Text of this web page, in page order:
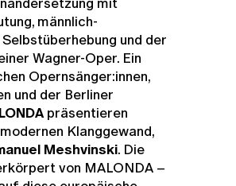
männlich-
und der
Wagner-Oper. Ein
Opernsänger:innen,
und der Berliner
präsentieren
Klanggewand,
Meshvinski. Die
von MALONDA –